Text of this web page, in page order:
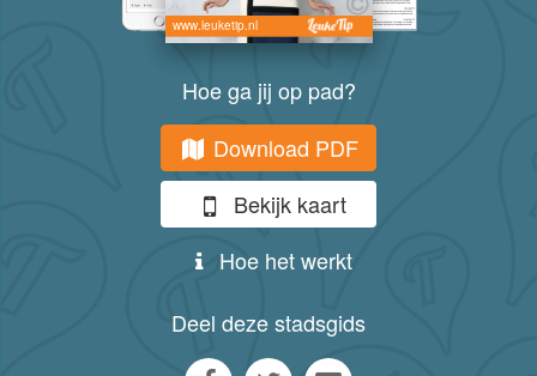
www.leuketip.nl
Hoe ga jij op pad?
Download PDF
Bekijk kaart
Hoe het werkt
Deel deze stadsgids